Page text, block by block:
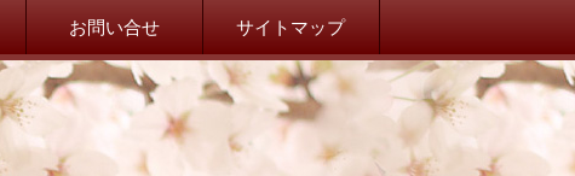
院校友会 山桜会オフィシ
事務局だより
お問い合せ サイトマップ